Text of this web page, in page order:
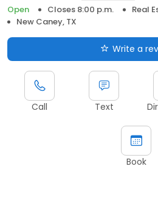
Open
Closes 8:00 p.m.
Real
New Caney, TX
Write a
Call Text
Book